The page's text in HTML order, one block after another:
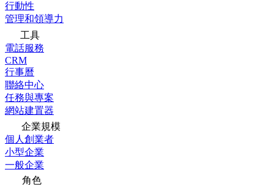
行動性
管理和領導力
工具
電話服務
CRM
行事曆
聯絡中心
任務與專案
網站建置器
企業規模
個人創業者
小型企業
一般企業
角色